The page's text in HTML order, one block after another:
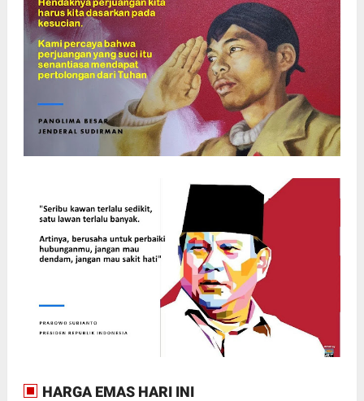
HARGA EMAS HARI INI